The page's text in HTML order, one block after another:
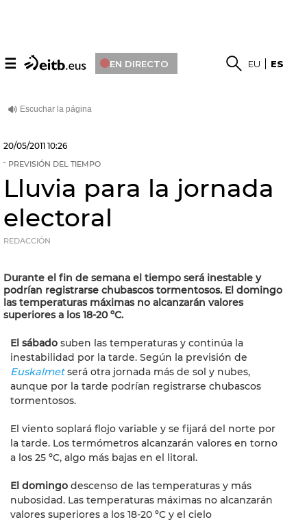
☰ EN DIRECTO EU ES
20/05/2011 10:26
PREVISIÓN DEL TIEMPO
Lluvia para la jornada
electoral
REDACCIÓN
Durante el fin de semana el tiempo será inestable y
podrían registrarse chubascos tormentosos. El domingo
las temperaturas máximas no alcanzarán valores
superiores a los 18-20 ºC.
El sábado suben las temperaturas y continúa la
inestabilidad por la tarde. Según la previsión de
Euskalmetserá otra jornada más de sol y nubes,
aunque por la tarde podrían registrarse chubascos
tormentosos.
El viento soplará flojo variable y se fijará del norte por
la tarde. Los termómetros alcanzarán valores en torno
a los 25 ºC, algo más bajas en el litoral.
El domingo descenso de las temperaturas y más
nubosidad. Las temperaturas máximas no alcanzarán
valores superiores a los 18-20 ºC y el cielo